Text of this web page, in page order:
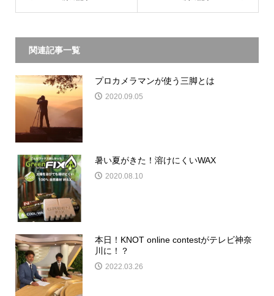
関連記事一覧
プロカメラマンが使う三脚とは
2020.09.05
暑い夏がきた！溶けにくいWAX
2020.08.10
本日！KNOT online contestがテレビ神奈
川に！？
2022.03.26